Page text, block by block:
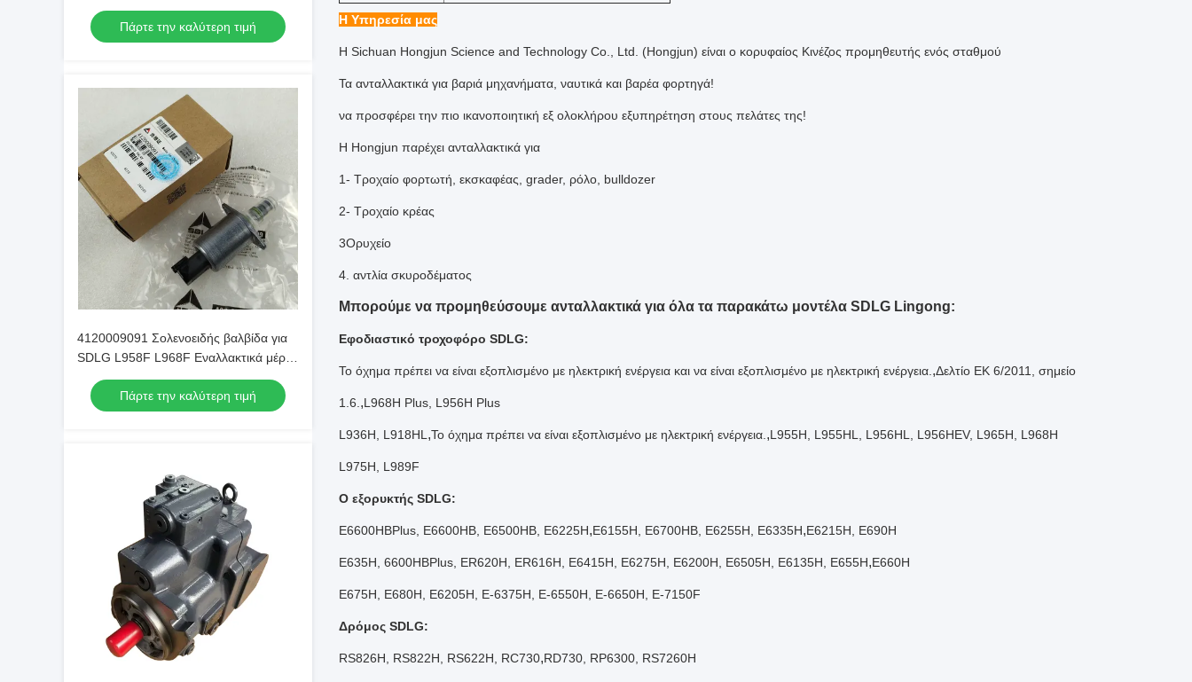
εγγύηση
Πάρτε την καλύτερη τιμή
4120009091 Σολενοειδής βαλβίδα για
SDLG L958F L968F Εναλλακτικά μέρη
τροχοφόρου
Πάρτε την καλύτερη τιμή
Η Υπηρεσία μας
Η Sichuan Hongjun Science and Technology Co., Ltd. (Hongjun) είναι ο κορυφαίος Κινέζος προμηθευτής ενός σταθμού
Τα ανταλλακτικά για βαριά μηχανήματα, ναυτικά και βαρέα φορτηγά!
να προσφέρει την πιο ικανοποιητική εξ ολοκλήρου εξυπηρέτηση στους πελάτες της!
Η Hongjun παρέχει ανταλλακτικά για
1- Τροχαίο φορτωτή, εκσκαφέας, grader, ρόλο, bulldozer
2- Τροχαίο κρέας
3Ορυχείο
4. αντλία σκυροδέματος
Μπορούμε να προμηθεύσουμε ανταλλακτικά για όλα τα παρακάτω μοντέλα SDLG Lingong:
Εφοδιαστικό τροχοφόρο SDLG:
Το όχημα πρέπει να είναι εξοπλισμένο με ηλεκτρική ενέργεια και να είναι εξοπλισμένο με ηλεκτρική ενέργεια. ,Δελτίο ΕΚ 6/2011, σημείο
1.6. ,L968H Plus, L956H Plus
L936H, L918HL ,Το όχημα πρέπει να είναι εξοπλισμένο με ηλεκτρική ενέργεια. ,L955H, L955HL, L956HL, L956HEV, L965H, L968H
L975H, L989F
Ο εξορυκτής SDLG:
E6600HBPlus, E6600HB, E6500HB, E6225H,Ε6155H, E6700HB, E6255H, E6335H,E6215H, E690H
E635H, 6600HBPlus, ER620H, ER616H, E6415H, E6275H, Ε6200H, E6505H, E6135H, E655H,Ε660H
E675H, E680H, E6205H, Ε-6375H, Ε-6550H, Ε-6650H, Ε-7150F
Δρόμος SDLG:
RS826H, RS822H, RS622H, RC730,RD730, RP6300, RS7260H